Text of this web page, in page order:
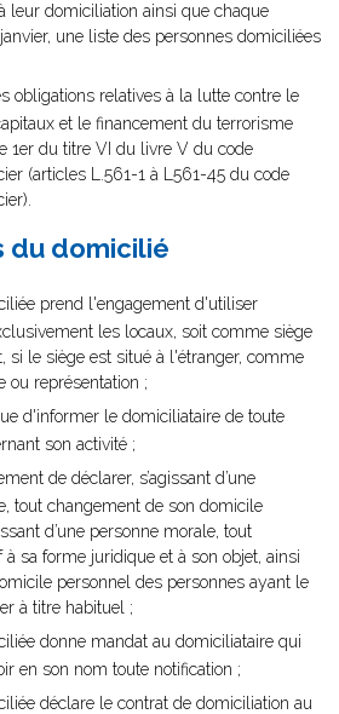
leur domiciliation ainsi que chaque
une liste des personnes domiciliées
obligations relatives à la lutte contre le
et le financement du terrorisme
1er du titre VI du livre V du code
(articles L.561-1 à L561-45 du code
du domicilié
prend l'engagement d'utiliser
les locaux, soit comme siège
si le siège est situé à l'étranger, comme
ou représentation ;
d'informer le domiciliataire de toute
son activité ;
de déclarer, s’agissant d’une
tout changement de son domicile
d’une personne morale, tout
sa forme juridique et à son objet, ainsi
personnel des personnes ayant le
à titre habituel ;
donne mandat au domiciliataire qui
en son nom toute notification ;
déclare le contrat de domiciliation au